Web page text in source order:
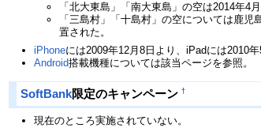
「北大東島」「南大東島」の空は2014年4
「三島村」「十島村」の空については鹿
置された。
iPhoneには2009年12月8日より、iPadには2010
Android搭載機種については該当ページを参照。
SoftBank限定のキャンペーン †
現在のところ実施されていない。